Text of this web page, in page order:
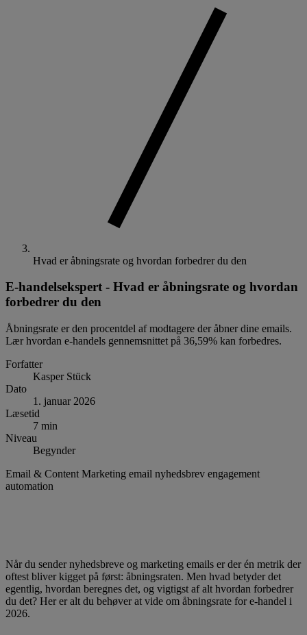
Hvad er åbningsrate og hvordan forbedrer du den
E-handelsekspert - Hvad er åbningsrate og hvordan
forbedrer du den
Åbningsrate er den procentdel af modtagere der åbner dine emails.
Lær hvordan e-handels gennemsnittet på 36,59% kan forbedres.
Forfatter
Kasper Stück
Dato
1. januar 2026
Læsetid
7 min
Niveau
Begynder
Email & Content Marketing email nyhedsbrev engagement
automation
Når du sender nyhedsbreve og marketing emails er der én metrik der
oftest bliver kigget på først: åbningsraten. Men hvad betyder det
egentlig, hvordan beregnes det, og vigtigst af alt hvordan forbedrer
du det? Her er alt du behøver at vide om åbningsrate for e-handel i
2026.